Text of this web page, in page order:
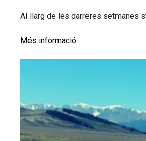
Al llarg de les darreres setmanes
Més informació